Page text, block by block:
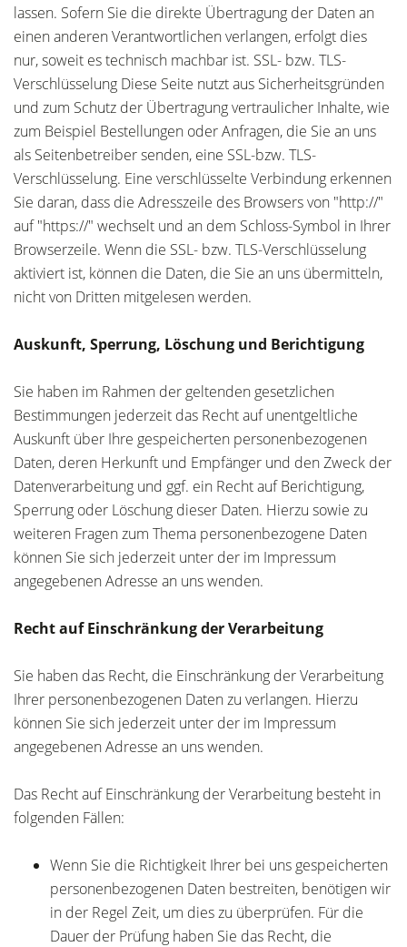
lassen. Sofern Sie die direkte Übertragung der Daten an
einen anderen Verantwortlichen verlangen, erfolgt dies
nur, soweit es technisch machbar ist. SSL- bzw. TLS-
Verschlüsselung Diese Seite nutzt aus Sicherheitsgründen
und zum Schutz der Übertragung vertraulicher Inhalte, wie
zum Beispiel Bestellungen oder Anfragen, die Sie an uns
als Seitenbetreiber senden, eine SSL-bzw. TLS-
Verschlüsselung. Eine verschlüsselte Verbindung erkennen
Sie daran, dass die Adresszeile des Browsers von "http://"
auf "https://" wechselt und an dem Schloss-Symbol in Ihrer
Browserzeile. Wenn die SSL- bzw. TLS-Verschlüsselung
aktiviert ist, können die Daten, die Sie an uns übermitteln,
nicht von Dritten mitgelesen werden.
Auskunft, Sperrung, Löschung und Berichtigung
Sie haben im Rahmen der geltenden gesetzlichen
Bestimmungen jederzeit das Recht auf unentgeltliche
Auskunft über Ihre gespeicherten personenbezogenen
Daten, deren Herkunft und Empfänger und den Zweck der
Datenverarbeitung und ggf. ein Recht auf Berichtigung,
Sperrung oder Löschung dieser Daten. Hierzu sowie zu
weiteren Fragen zum Thema personenbezogene Daten
können Sie sich jederzeit unter der im Impressum
angegebenen Adresse an uns wenden.
Recht auf Einschränkung der Verarbeitung
Sie haben das Recht, die Einschränkung der Verarbeitung
Ihrer personenbezogenen Daten zu verlangen. Hierzu
können Sie sich jederzeit unter der im Impressum
angegebenen Adresse an uns wenden.
Das Recht auf Einschränkung der Verarbeitung besteht in
folgenden Fällen:
Wenn Sie die Richtigkeit Ihrer bei uns gespeicherten
personenbezogenen Daten bestreiten, benötigen wir
in der Regel Zeit, um dies zu überprüfen. Für die
Dauer der Prüfung haben Sie das Recht, die